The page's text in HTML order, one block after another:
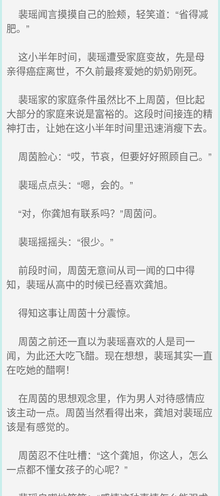
裴瑶闻言摸摸自己的脸颊，轻笑道：“省得减
肥。”
这小半年时间，裴瑶遭受家庭变故，先是母
亲得癌症离世，不久前最疼爱她的奶奶刚死。
裴瑶家的家庭条件虽然比不上周茵，但比起
大部分的家庭来说是富裕的。这段时间接连的精
神打击，让她在这小半年时间里迅速消瘦下去。
周茵脸心：“哎，节哀，但要好好照顾自己。”
裴瑶点点头：“嗯，会的。”
“对，你龚旭有联系吗？”周茵问。
裴瑶摇摇头：“很少。”
前段时间，周茵无意间从司一闻的口中得
知，裴瑶从高中的时候已经喜欢龚旭。
得知这事让周茵十分震惊。
周茵之前还一直以为裴瑶喜欢的人是司一
闻，为此还大吃飞醋。现在想想，裴瑶其实一直
在吃她的醋啊！
在周茵的思想观念里，作为男人对待感情应
该主动一点。周茵当然看得出来，龚旭对裴瑶应
该是有感觉的。
周茵忍不住吐槽：“这个龚旭，你这人，怎么
一点都不懂女孩子的心呢？”